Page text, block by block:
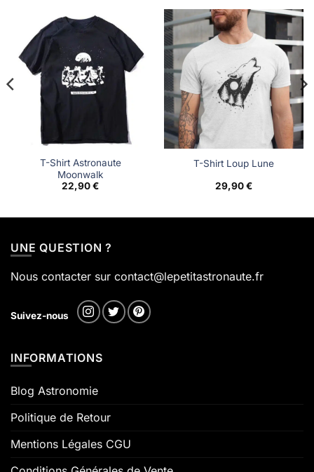
T-Shirt Astronaute
Moonwalk
22,90€
T-Shirt Loup Lune
29,90€
UNE QUESTION ?
Nous contacter sur contact@lepetitastronaute.fr
Suivez-nous
INFORMATIONS
Blog Astronomie
Politique de Retour
Mentions Légales CGU